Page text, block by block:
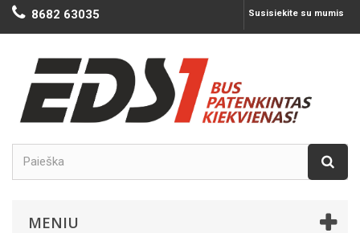
Susisiekite su mumis
8682 63035
MENIU